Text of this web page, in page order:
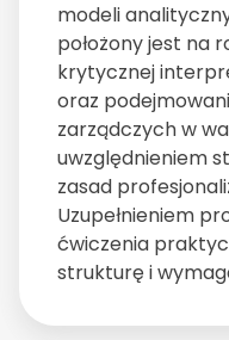
modeli
położony jest na
krytycznej
oraz
zarządczych w
uwzględnieniem
zasad
Uzupełnieniem
ćwiczenia
strukturę i